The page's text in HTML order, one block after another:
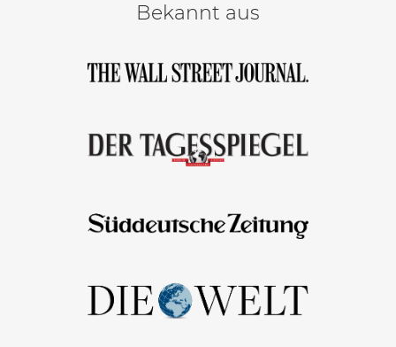
Bekannt aus